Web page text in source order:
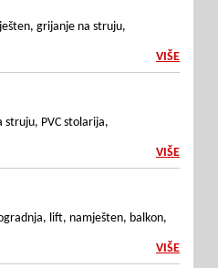
grijanje na struju,
VIŠE
PVC stolarija,
VIŠE
lift, namješten, balkon,
VIŠE